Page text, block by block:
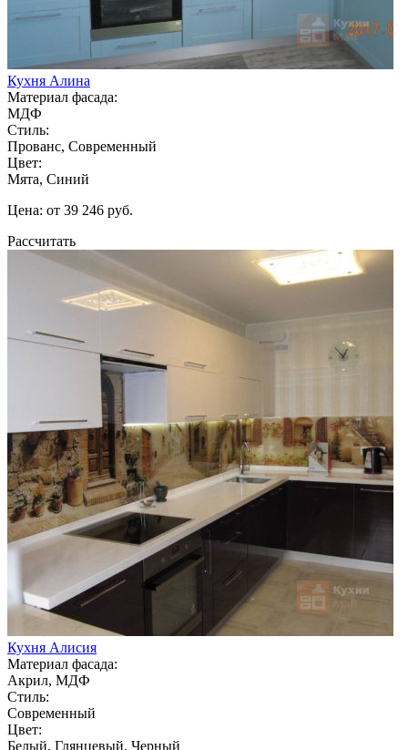
Кухня Алина
Материал фасада:
МДФ
Стиль:
Прованс, Современный
Цвет:
Мята, Синий
Цена: от 39 246 руб.
Рассчитать
Кухня Алисия
Материал фасада:
Акрил, МДФ
Стиль:
Современный
Цвет:
Белый, Глянцевый, Черный